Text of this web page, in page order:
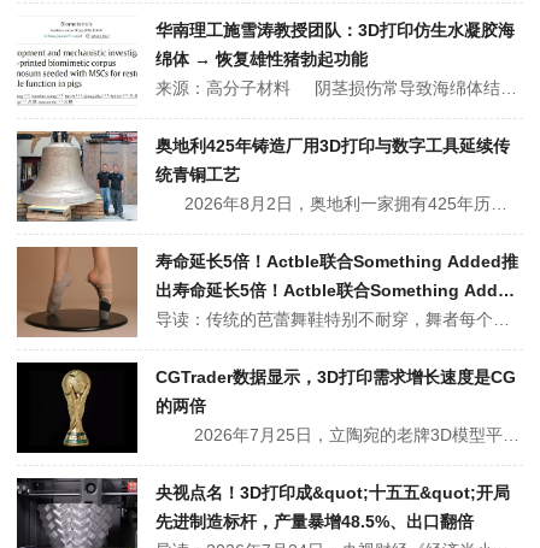
华南理工施雪涛教授团队：3D打印仿生水凝胶海
绵体 → 恢复雄性猪勃起功能
奥地利425年铸造厂用3D打印与数字工具延续传
统青铜工艺
寿命延长5倍！Actble联合Something Added推
出寿命延长5倍！Actble联合Something Added
推出3D打印模块化芭蕾舞足尖鞋
CGTrader数据显示，3D打印需求增长速度是CG
的两倍
央视点名！3D打印成&quot;十五五&quot;开局
先进制造标杆，产量暴增48.5%、出口翻倍